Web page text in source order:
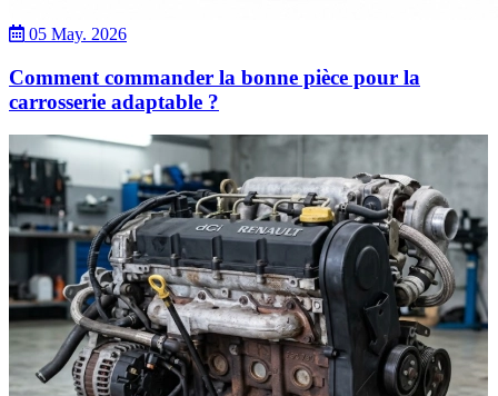
05 May. 2026
Comment commander la bonne pièce pour la
carrosserie adaptable ?